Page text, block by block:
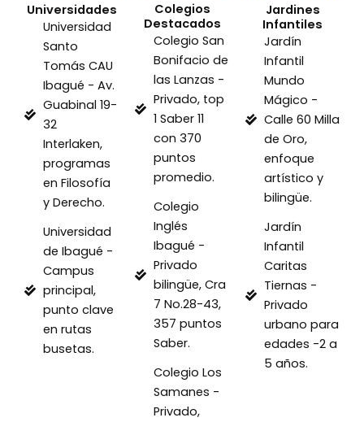
Universidades
Universidad
Santo
Tomás CAU
Ibagué - Av.
Guabinal 19-
32
Interlaken,
programas
en Filosofía
y Derecho.
Universidad
de Ibagué -
Campus
principal,
punto clave
en rutas
busetas.
Colegios
Destacados
Colegio San
Bonifacio de
las Lanzas -
Privado, top
1 Saber 11
con 370
puntos
promedio.
Colegio
Inglés
Ibagué -
Privado
bilingüe, Cra
7 No.28-43,
357 puntos
Saber.
Colegio Los
Samanes -
Privado,
Jardines
Infantiles
Jardín
Infantil
Mundo
Mágico -
Calle 60 Milla
de Oro,
enfoque
artístico y
bilingüe.
Jardín
Infantil
Caritas
Tiernas -
Privado
urbano para
edades -2 a
5 años.